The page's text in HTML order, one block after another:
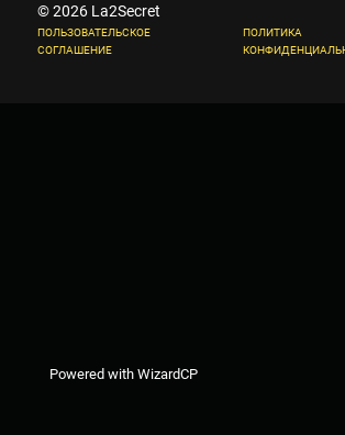
© 2026 La2Secret
ПОЛЬЗОВАТЕЛЬСКОЕ
СОГЛАШЕНИЕ
ПОЛИТИКА
Powered with WizardCP